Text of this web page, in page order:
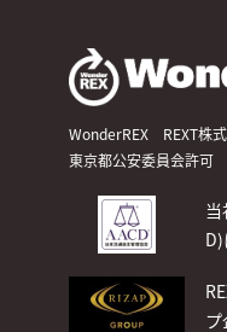
WonderREX REXT株
東京都公安委員会許
D)
プ